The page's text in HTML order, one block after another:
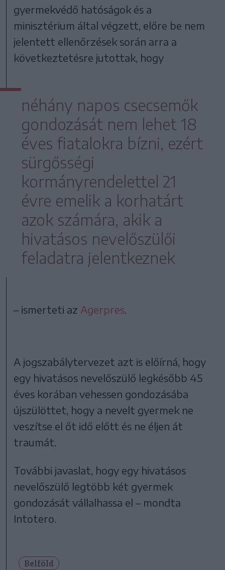
gyermekvédő hatóságok és a
minisztérium által végzett, előre be nem
jelentett ellenőrzések során arra a
következtetésre jutottak, hogy
néhány napos csecsemők
gondozását nem lehet 18
éves fiatalokra bízni, ezért
sürgősségi
kormányrendelettel 21
évre emelik a korhatárt
azok számára, akik a
hivatásos nevelőszülői
feladatra jelentkeznek
– ismerteti az Agerpres
A jogszabálytervezet azt is előírná, hogy
egy hivatásos nevelőszülő legkésőbb 45
éves korában vehessen gondozásába
újszülöttet, hogy a nevelt gyermek ne
veszítse el őt idő előtt és ne éljen át
traumát.
További javaslat, hogy egy hivatásos
nevelőszülő legtöbb két gyermek
gondozását vállalhassa el – mondta
Intotero.
Belföld